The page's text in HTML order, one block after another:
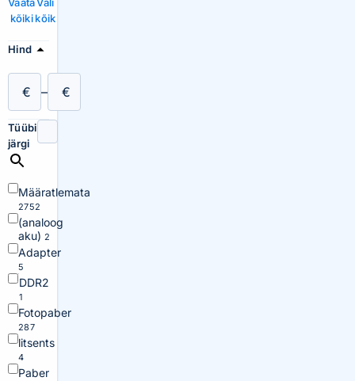
kõikikõik
Hind
€ – €
Tüübi
järgi
Määratlemata
2752
(analoog
aku) 2
Adapter
5
DDR2
1
Fotopaber
287
litsents
4
Paber